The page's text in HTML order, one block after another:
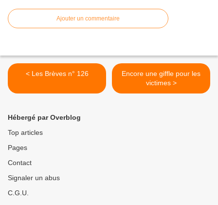
Ajouter un commentaire
< Les Brèves n° 126
Encore une giffle pour les
victimes >
Hébergé par Overblog
Top articles
Pages
Contact
Signaler un abus
C.G.U.